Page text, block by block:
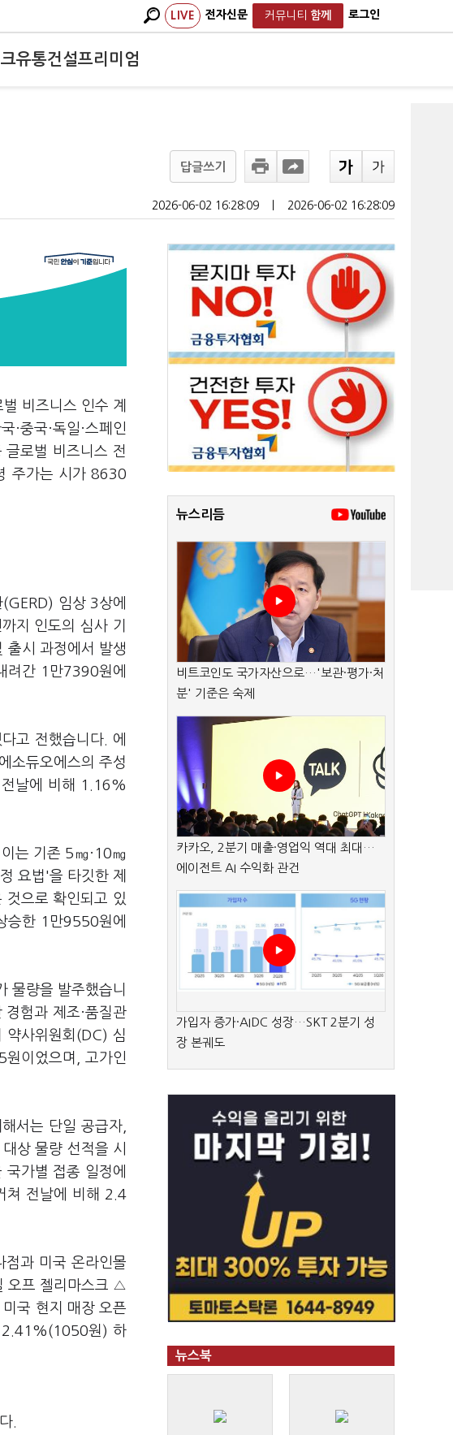
LIVE 전자신문 커뮤니티 함께 로그인
유통건설프리미엄
답글쓰기
2026-06-02 16:28:09 2026-06-02 16:28:09
비즈니스 인수 계
·중국·독일·스페인
글로벌 비즈니스 전
주가는 시가 8630
임상 3상에
지 인도의 심사 기
출시 과정에서 발생
려간 1만7390원에
고 전했습니다. 에
소듀오에스의 주성
전날에 비해 1.16%
는 기존 5㎎·10㎎
요법'을 타깃한 제
으로 확인되고 있
한 1만9550원에
물량을 발주했습니
험과 제조·품질관
약사위원회(DC) 심
이었으며, 고가인
서는 단일 공급자,
상 물량 선적을 시
가별 접종 일정에
쳐 전날에 비해 2.4
점과 미국 온라인몰
오프 젤리마스크 △
국 현지 매장 오픈
2.41%(1050원) 하
.
뉴스리듬
비트코인도 국가자산으로…'보관·평가·처
분' 기준은 숙제
카카오, 2분기 매출·영업익 역대 최대…
에이전트 AI 수익화 관건
가입자 증가·AIDC 성장…SKT 2분기 성
장 본궤도
뉴스북